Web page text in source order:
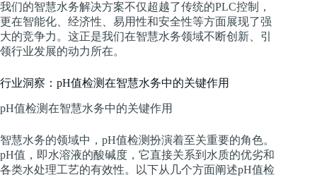
我们的智慧水务解决方案不仅超越了传统的PLC控制，
更在智能化、经济性、易用性和安全性等方面展现了强
大的竞争力。这正是我们在智慧水务领域不断创新、引
领行业发展的动力所在。
行业洞察：pH值检测在智慧水务中的关键作用
pH值检测在智慧水务中的关键作用
智慧水务的领域中，pH值检测扮演着至关重要的角色。
pH值，即水溶液的酸碱度，它直接关系到水质的优劣和
各类水处理工艺的有效性。以下从几个方面阐述pH值检